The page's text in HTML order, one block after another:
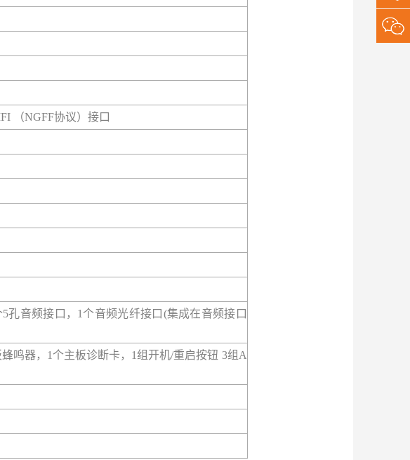
（NGFF协议）接口
孔音频接口，1个音频光纤接口(集成在音频接口
鸣器，1个主板诊断卡，1组开机/重启按钮 3组A